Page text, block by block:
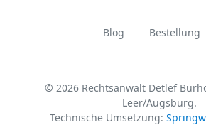
Blog Bestellung
© 2026 Rechtsanwalt Detlef
Leer/Augsburg.
Technische Umsetzung: